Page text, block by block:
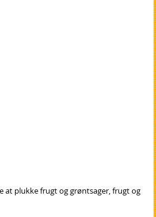
at plukke frugt og grøntsager, frugt og